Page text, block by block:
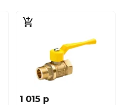
1 015 p